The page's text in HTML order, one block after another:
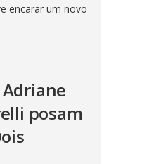
encarar um novo
posam